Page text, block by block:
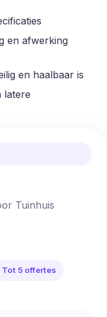
en afwerking
en haalbaar is
latere
Tuinhuis
Tot 5 offertes